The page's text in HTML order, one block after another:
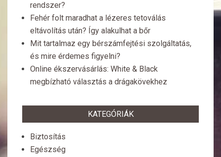
rendszer?
Fehér folt maradhat a lézeres tetoválás
eltávolítás után? Így alakulhat a bőr
Mit tartalmaz egy bérszámfejtési szolgáltatás,
és mire érdemes figyelni?
Online ékszervásárlás: White & Black
megbízható választás a drágakövekhez
KATEGÓRIÁK
Biztosítás
Egészség